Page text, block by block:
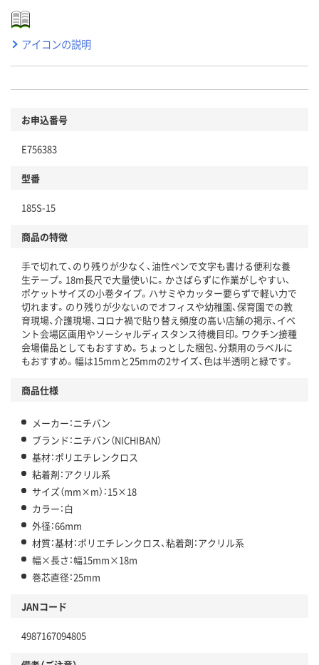
アイコンの説明
お申込番号
E756383
型番
185S-15
商品の特徴
手で切れて、のり残りが少なく、油性ペンで文字も書ける便利な養
生テープ。18m長尺で大量使いに。かさばらずに作業がしやすい、
ポケットサイズの小巻タイプ。ハサミやカッター要らずで軽い力で
切れます。のり残りが少ないのでオフィスや幼稚園、保育園での教
育現場、介護現場、コロナ禍で貼り替え頻度の高い店舗の掲示、イベ
ント会場区画用やソーシャルディスタンス待機目印。ワクチン接種
会場備品としてもおすすめ。ちょっとした梱包、分類用のラベルに
もおすすめ。幅は15mmと25mmの2サイズ、色は半透明と緑です。
商品仕様
メーカー：ニチバン
ブランド：ニチバン（NICHIBAN）
基材：ポリエチレンクロス
粘着剤：アクリル系
サイズ（mm×m）：15×18
カラー：白
外径：66mm
材質：基材：ポリエチレンクロス、粘着剤：アクリル系
幅×長さ：幅15mm×18m
巻芯直径：25mm
JANコード
4987167094805